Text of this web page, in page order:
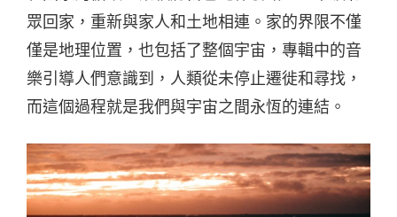
眾回家，重新與家人和土地相連。家的界限不僅
僅是地理位置，也包括了整個宇宙，專輯中的音
樂引導人們意識到，人類從未停止遷徙和尋找，
而這個過程就是我們與宇宙之間永恆的連結。